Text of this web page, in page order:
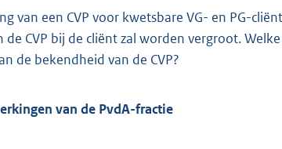
van een CVP voor kwetsbare VG- en PG-
de CVP bij de cliënt zal worden vergroot.
de bekendheid van de CVP?
van de PvdA-fractie